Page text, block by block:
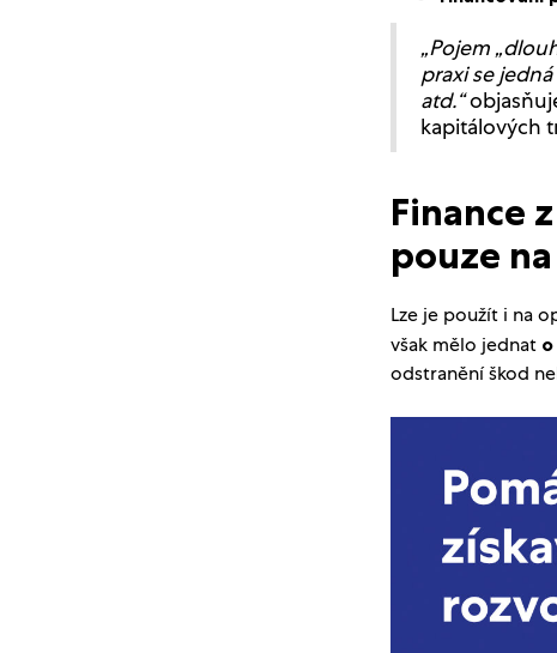
„Pojem
praxi se
atd.“
kapitálových
Finance
pouze
Lze je použít i na
však mělo jednat
odstranění škod